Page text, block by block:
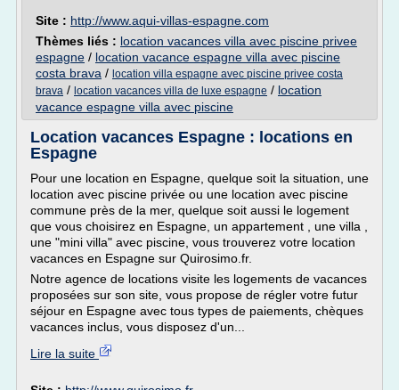
Site : http://www.aqui-villas-espagne.com
Thèmes liés : location vacances villa avec piscine privee
espagne / location vacance espagne villa avec piscine
costa brava / location villa espagne avec piscine privee costa
brava / location vacances villa de luxe espagne / location
vacance espagne villa avec piscine
Location vacances Espagne : locations en
Espagne
Pour une location en Espagne, quelque soit la situation, une
location avec piscine privée ou une location avec piscine
commune près de la mer, quelque soit aussi le logement
que vous choisirez en Espagne, un appartement , une villa ,
une "mini villa" avec piscine, vous trouverez votre location
vacances en Espagne sur Quirosimo.fr.
Notre agence de locations visite les logements de vacances
proposées sur son site, vous propose de régler votre futur
séjour en Espagne avec tous types de paiements, chèques
vacances inclus, vous disposez d'un...
Lire la suite